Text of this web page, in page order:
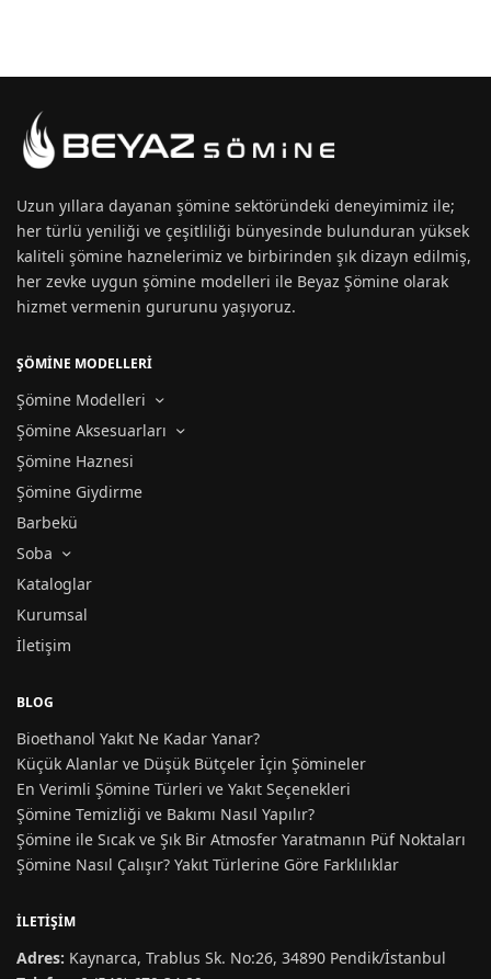
Uzun yıllara dayananşömine sektöründeki deneyimimiz ile;
her türlü yeniliği ve çeşitliliği bünyesinde bulunduran yüksek
kaliteli şömine haznelerimiz ve birbirinden şık dizayn edilmiş,
her zevke uygunşömine modelleri ile Beyaz Şömine olarak
hizmet vermenin gururunu yaşıyoruz.
ŞÖMİNE MODELLERİ
Şömine Modelleri
Şömine Aksesuarları
Şömine Haznesi
Şömine Giydirme
Barbekü
Soba
Kataloglar
Kurumsal
İletişim
BLOG
Bioethanol Yakıt Ne Kadar Yanar?
Küçük Alanlar ve Düşük Bütçeler İçin Şömineler
En Verimli Şömine Türleri ve Yakıt Seçenekleri
Şömine Temizliği ve Bakımı Nasıl Yapılır?
Şömine ile Sıcak ve Şık Bir Atmosfer Yaratmanın Püf Noktaları
Şömine Nasıl Çalışır? Yakıt Türlerine Göre Farklılıklar
İLETIŞIM
Adres: Kaynarca, Trablus Sk. No:26, 34890 Pendik/İstanbul